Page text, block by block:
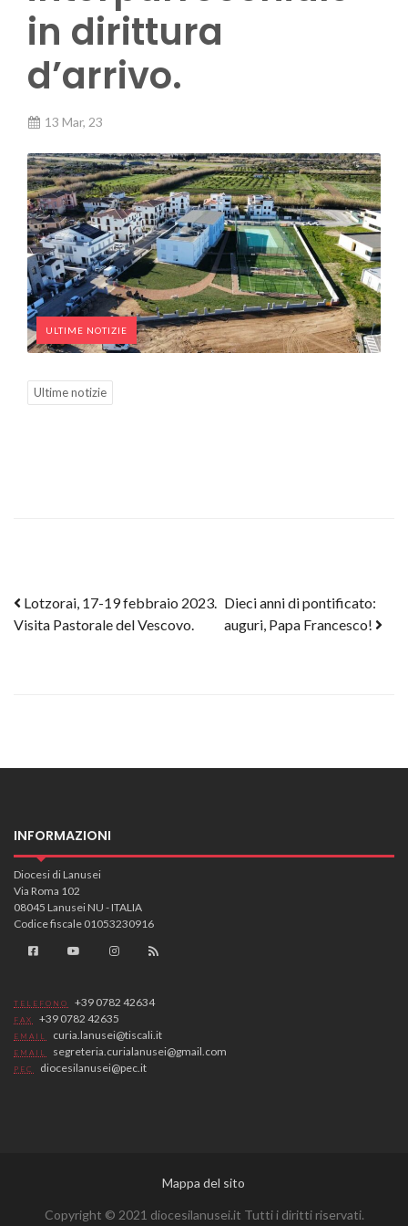
in dirittura
d’arrivo.
13 Mar, 23
ULTIME NOTIZIE
Ultime notizie
Post navigation
Lotzorai, 17-19 febbraio 2023.
Visita Pastorale del Vescovo.
Dieci anni di pontificato:
auguri, Papa Francesco!
INFORMAZIONI
Diocesi di Lanusei
Via Roma 102
08045 Lanusei NU - ITALIA
Codice fiscale 01053230916
TELEFONO +39 0782 42634
FAX +39 0782 42635
EMAIL curia.lanusei@tiscali.it
EMAIL segreteria.curialanusei@gmail.com
PEC diocesilanusei@pec.it
Mappa del sito
Copyright © 2021 diocesilanusei.it Tutti i diritti riservati.